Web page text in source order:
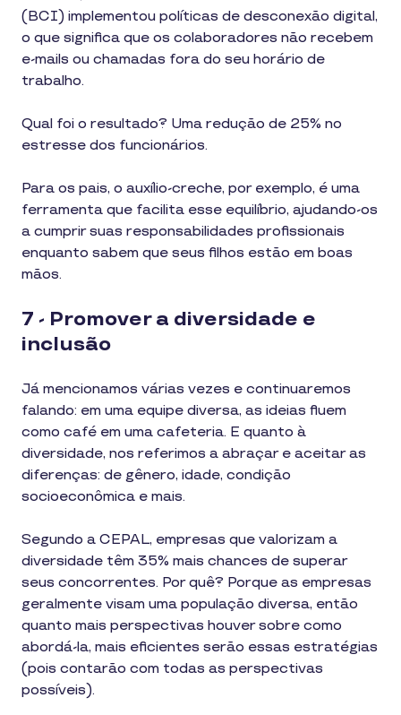
(BCI) implementou políticas de desconexão digital,
o que significa que os colaboradores não recebem
e-mails ou chamadas fora do seu horário de
trabalho.
Qual foi o resultado? Uma redução de 25% no
estresse dos funcionários.
Para os pais, o auxílio-creche, por exemplo, é uma
ferramenta que facilita esse equilíbrio, ajudando-os
a cumprir suas responsabilidades profissionais
enquanto sabem que seus filhos estão em boas
mãos.
7 - Promover a diversidade e
inclusão
Já mencionamos várias vezes e continuaremos
falando: em uma equipe diversa, as ideias fluem
como café em uma cafeteria. E quanto à
diversidade, nos referimos a abraçar e aceitar as
diferenças: de gênero, idade, condição
socioeconômica e mais.
Segundo a CEPAL, empresas que valorizam a
diversidade têm 35% mais chances de superar
seus concorrentes. Por quê? Porque as empresas
geralmente visam uma população diversa, então
quanto mais perspectivas houver sobre como
abordá-la, mais eficientes serão essas estratégias
(pois contarão com todas as perspectivas
possíveis).